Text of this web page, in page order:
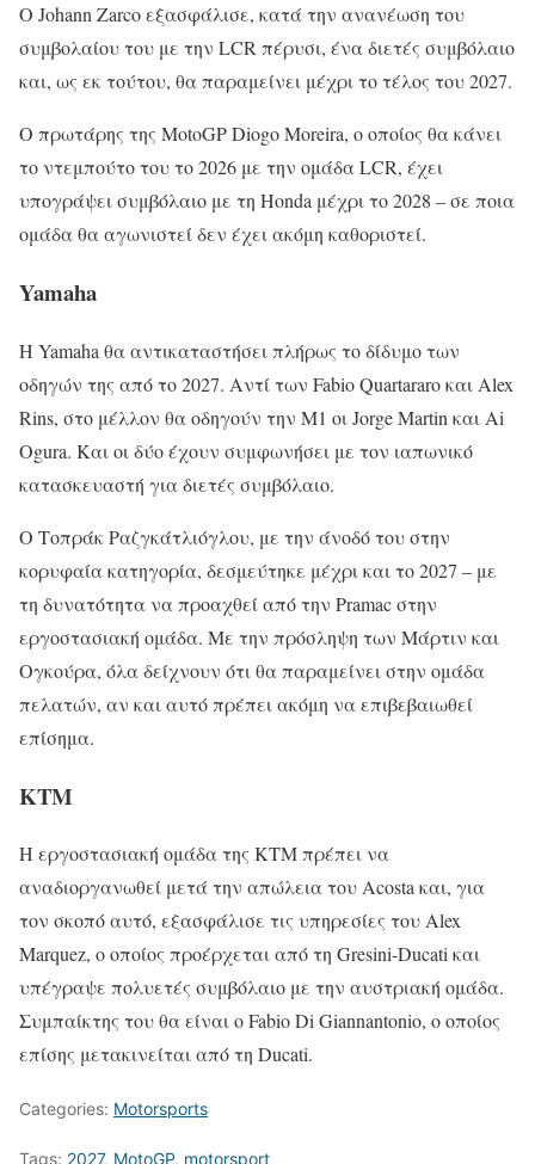
Ο Johann Zarco εξασφάλισε, κατά την ανανέωση του
συμβολαίου του με την LCR πέρυσι, ένα διετές συμβόλαιο
και, ως εκ τούτου, θα παραμείνει μέχρι το τέλος του 2027.
Ο πρωτάρης της MotoGP Diogo Moreira, ο οποίος θα κάνει
το ντεμπούτο του το 2026 με την ομάδα LCR, έχει
υπογράψει συμβόλαιο με τη Honda μέχρι το 2028 – σε ποια
ομάδα θα αγωνιστεί δεν έχει ακόμη καθοριστεί.
Yamaha
Η Yamaha θα αντικαταστήσει πλήρως το δίδυμο των
οδηγών της από το 2027. Αντί των Fabio Quartararo και Alex
Rins, στο μέλλον θα οδηγούν την M1 οι Jorge Martin και Ai
Ogura. Και οι δύο έχουν συμφωνήσει με τον ιαπωνικό
κατασκευαστή για διετές συμβόλαιο.
Ο Τοπράκ Ραζγκάτλιόγλου, με την άνοδό του στην
κορυφαία κατηγορία, δεσμεύτηκε μέχρι και το 2027 – με
τη δυνατότητα να προαχθεί από την Pramac στην
εργοστασιακή ομάδα. Με την πρόσληψη των Μάρτιν και
Ογκούρα, όλα δείχνουν ότι θα παραμείνει στην ομάδα
πελατών, αν και αυτό πρέπει ακόμη να επιβεβαιωθεί
επίσημα.
KTM
Η εργοστασιακή ομάδα της KTM πρέπει να
αναδιοργανωθεί μετά την απώλεια του Acosta και, για
τον σκοπό αυτό, εξασφάλισε τις υπηρεσίες του Alex
Marquez, ο οποίος προέρχεται από τη Gresini-Ducati και
υπέγραψε πολυετές συμβόλαιο με την αυστριακή ομάδα.
Συμπαίκτης του θα είναι ο Fabio Di Giannantonio, ο οποίος
επίσης μετακινείται από τη Ducati.
Categories: Motorsports
Tags: 2027, MotoGP, motorsport